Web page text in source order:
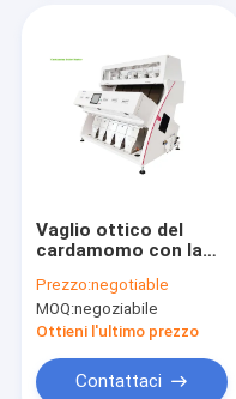
Prodotti
Circa noi
Giro della fabbrica
Notizie
Richieda una citazione
Vaglio ottico del
cardamomo con la
e di dimensione
Prezzo:negotiable
MOQ:negoziabile
Ottieni l'ultimo prezzo
Contattaci